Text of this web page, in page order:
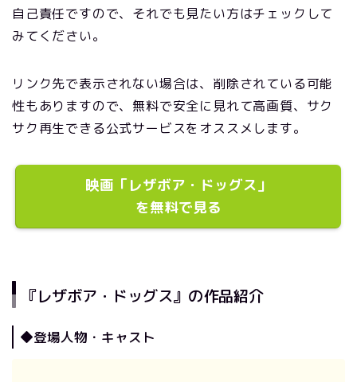
自己責任ですので、それでも見たい方はチェックして
みてください。
リンク先で表示されない場合は、削除されている可能
性もありますので、無料で安全に見れて高画質、サク
サク再生できる公式サービスをオススメします。
映画「レザボア・ドッグス」
を無料で見る
『レザボア・ドッグス』の作品紹介
◆登場人物・キャスト